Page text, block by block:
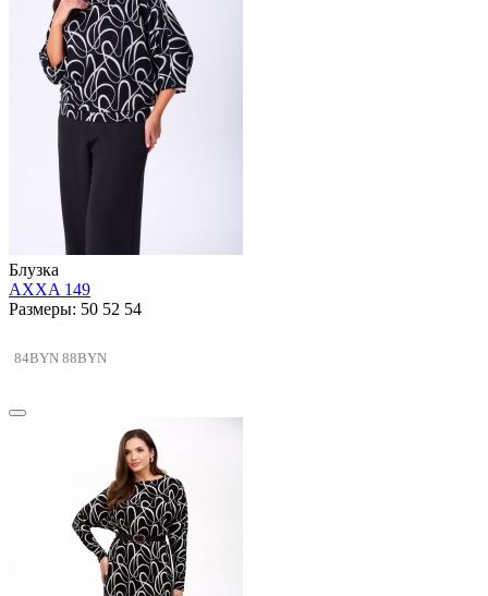
Блузка
AXXA 149
Размеры: 50 52 54
84BYN 88BYN